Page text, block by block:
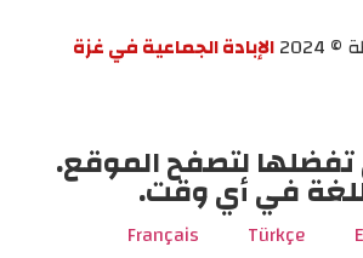
الإبادة الجماعية في غزة
تفضلها لتصفح الموقع.
في أي وقت.
Türkçe
Français